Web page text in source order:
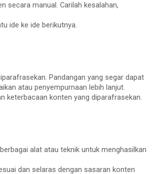
secara manual. Carilah kesalahan,
ide ke ide berikutnya.
Pandangan yang segar dapat
atau penyempurnaan lebih lanjut.
keterbacaan konten yang diparafrasekan.
alat atau teknik untuk menghasilkan
dan selaras dengan sasaran konten